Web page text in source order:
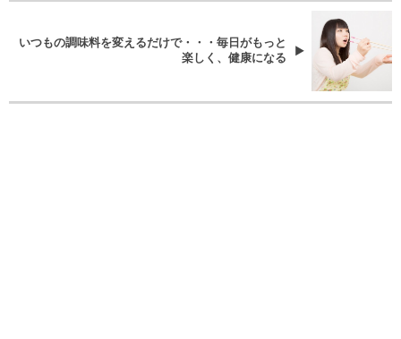
いつもの調味料を変えるだけで・・・毎日がもっと
楽しく、健康になる